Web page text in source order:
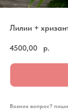
Лилии +
4500,00 р.
Возник вопрос?